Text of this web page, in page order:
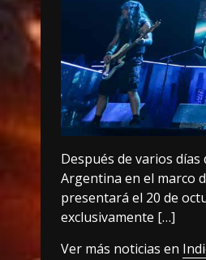
Después de varios
Argentina en el marco
presentará el 20 de
exclusivamente […]
Ver más noticias en